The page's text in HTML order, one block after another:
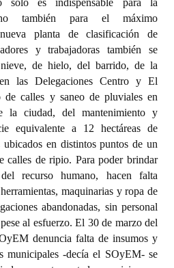
sólo es indispensable para la
también para el máximo
planta de clasificación de
y trabajadoras también se
de hielo, del barrido, de la
las Delegaciones Centro y El
de calles y saneo de pluviales en
la ciudad, del mantenimiento y
equivalente a 12 hectáreas de
ubicados en distintos puntos de un
calles de ripio. Para poder brindar
recurso humano, hacen falta
maquinarias y ropa de
abandonadas, sin personal
al esfuerzo. El 30 de marzo del
denuncia falta de insumos y
municipales -decía el SOyEM- se